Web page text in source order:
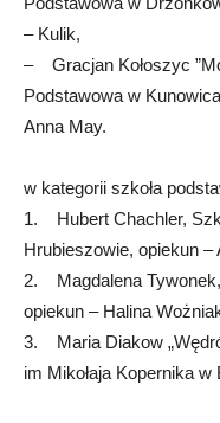
– Kulik,
– Gracjan Kołoszyc
Podstawowa w
Anna May.
w kategorii szkoła
1. Hubert Chachler,
Hrubieszowie, opiekun –
2. Magdalena Tywonek,
opiekun – Halina
3. Maria Diakow
im Mikołaja Kopernika